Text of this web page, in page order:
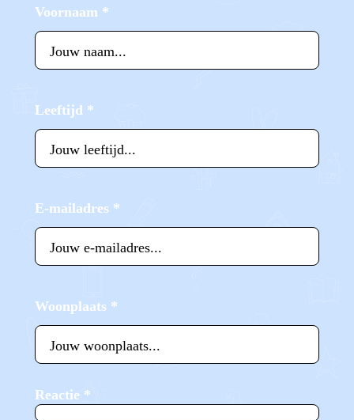
Voornaam *
Leeftijd *
E-mailadres *
Woonplaats *
Reactie *